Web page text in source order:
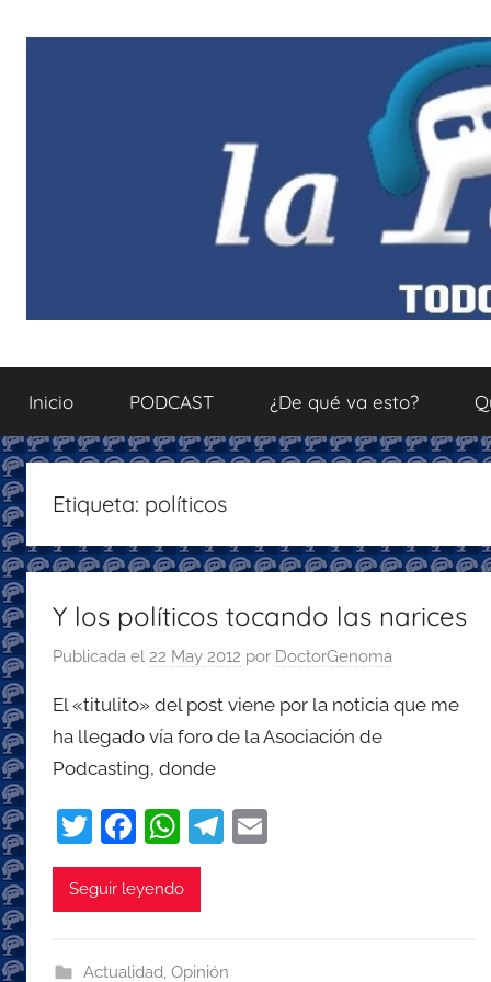
La
Podcastfera
sobre
el
del
con
recomendaciones
para
Inicio PODCAST ¿De qué va esto?
Etiqueta: políticos
Y los políticos tocando las narices
Publicada el 22 May 2012 por DoctorGenoma
El «titulito» del post viene por la noticia que me
ha llegado vía foro de la Asociación de
Podcasting, donde
T
w
itt
F
a
c
b
W
h
at
A
T
a
Seguir leyendo
Actualidad, Opinión